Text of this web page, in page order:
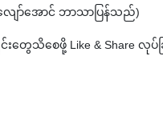
လျော်အောင် ဘာသာပြန်သည်)
စေဖို့ Like & Share လုပ်ခြ